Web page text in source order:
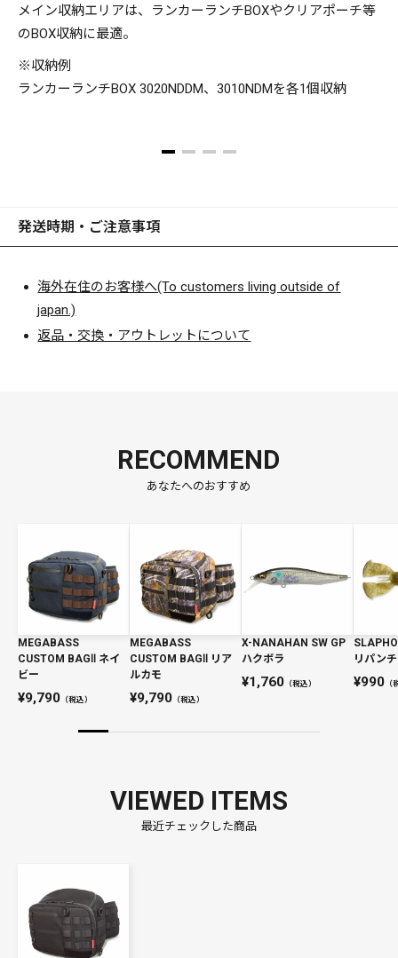
メイン収納エリアは、ランカーランチBOXやクリアポーチ等
のBOX収納に最適。
※収納例
ランカーランチBOX 3020NDDM、3010NDMを各1個収納
発送時期・ご注意事項
海外在住のお客様へ(To customers living outside of
japan.)
返品・交換・アウトレットについて
RECOMMEND
あなたへのおすすめ
MEGABASS
CUSTOM BAGⅡ ネイ
ビー
9,790 （税込）
MEGABASS
CUSTOM BAGⅡ リア
ルカモ
9,790（税込）
X-NANAHAN SW GP
ハクボラ
1,760（税込）
リパン
990（
VIEWED ITEMS
最近チェックした商品